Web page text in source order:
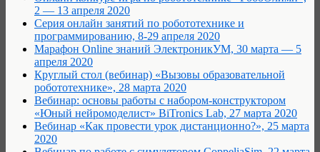
2 — 13 апреля 2020
Серия онлайн занятий по робототехнике и
программированию, 8-29 апреля 2020
Марафон Online знаний ЭлектроникУМ, 30 марта — 5
апреля 2020
Круглый стол (вебинар) «Вызовы образовательной
робототехнике», 28 марта 2020
Вебинар: основы работы с набором-конструктором
«Юный нейромоделист» BiTronics Lab, 27 марта 2020
Вебинар «Как провести урок дистанционно?», 25 марта
2020